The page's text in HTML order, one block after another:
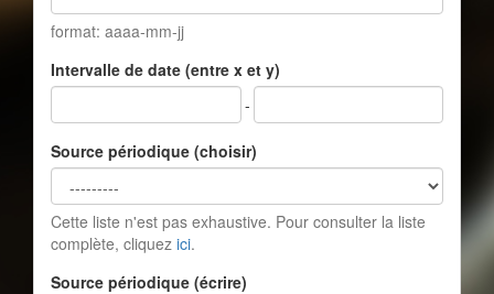
format: aaaa-mm-jj
Intervalle de date (entre x et y)
-
Source périodique (choisir)
Cette liste n'est pas exhaustive. Pour consulter la liste
complète, cliquez ici.
Source périodique (écrire)